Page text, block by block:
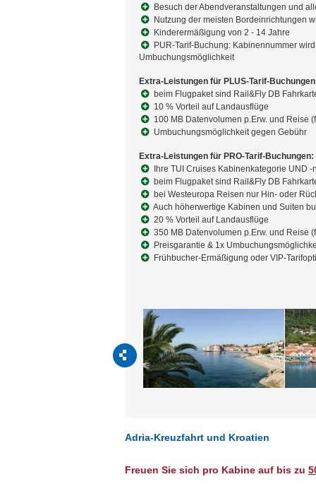
Besuch der Abendveranstaltungen und
Nutzung der meisten Bordeinrichtungen
Kinderermäßigung von 2 - 14 Jahre
PUR-Tarif-Buchung: Kabinennummer
Umbuchungsmöglichkeit
Extra-Leistungen für PLUS-Tarif-Buchungen
beim Flugpaket sind Rail&Fly DB
10 % Vorteil auf Landausflüge
100 MB Datenvolumen p.Erw. und Reise
Umbuchungsmöglichkeit gegen Gebühr
Extra-Leistungen für PRO-Tarif-Buchungen:
Ihre TUI Cruises Kabinenkategorie UND
beim Flugpaket sind Rail&Fly DB
bei Westeuropa Reisen nur Hin- oder
Auch höherwertige Kabinen und Suiten
20 % Vorteil auf Landausflüge
350 MB Datenvolumen p.Erw. und Reise
Preisgarantie & 1x
Frühbucher-Ermäßigung oder VIP-
Adria-Kreuzfahrt und Kroatien
Freuen Sie sich pro Kabine auf bis zu